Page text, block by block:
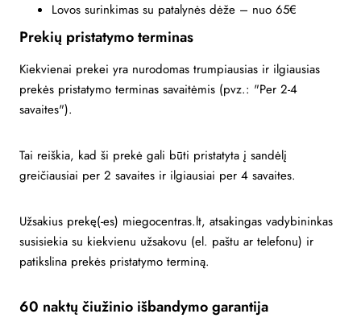
Lovos surinkimas su patalynės dėže – nuo 65€
Prekių pristatymo terminas
Kiekvienai prekei yra nurodomas trumpiausias ir ilgiausias
prekės pristatymo terminas savaitėmis (pvz.: "Per 2-4
savaites").
Tai reiškia, kad ši prekė gali būti pristatyta į sandėlį
greičiausiai per 2 savaites ir ilgiausiai per 4 savaites.
Užsakius prekę(-es) miegocentras.lt, atsakingas vadybininkas
susisiekia su kiekvienu užsakovu (el. paštu ar telefonu) ir
patikslina prekės pristatymo terminą.
60 naktų čiužinio išbandymo garantija